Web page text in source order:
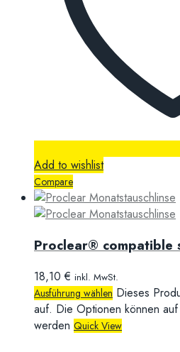
Add to wishlist
Compare
Proclear® compatible
18,10€ inkl. MwSt.
Ausführung wählen Dieses
auf. Die Optionen können
werden Quick View